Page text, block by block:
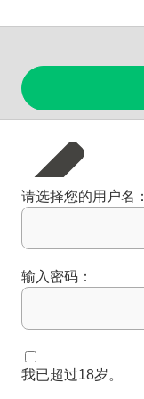
请选择您的用户名：
输入密码：
我已超过18岁。